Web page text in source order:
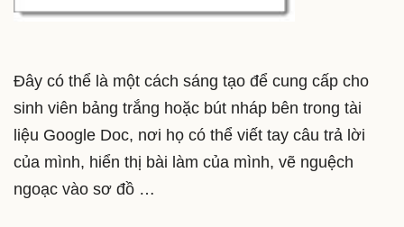
Đây có thể là một cách sáng tạo để cung cấp cho
sinh viên bảng trắng hoặc bút nháp bên trong tài
liệu Google Doc, nơi họ có thể viết tay câu trả lời
của mình, hiển thị bài làm của mình, vẽ nguệch
ngoạc vào sơ đồ …